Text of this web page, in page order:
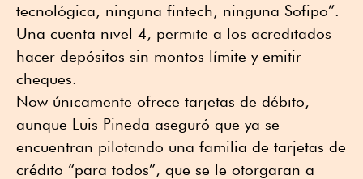
tecnológica, ninguna fintech, ninguna Sofipo”.
Una cuenta nivel 4, permite a los acreditados
hacer depósitos sin montos límite y emitir
cheques.
Now únicamente ofrece tarjetas de débito,
aunque Luis Pineda aseguró que ya se
encuentran pilotando una familia de tarjetas de
crédito “para todos”, que se le otorgaran a